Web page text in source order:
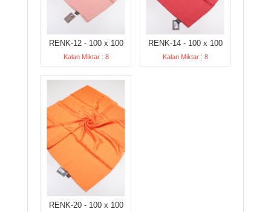
RENK-12 - 100 x 100
Kalan Miktar : 8
RENK-14 - 100 x 100
Kalan Miktar : 8
RENK-20 - 100 x 100